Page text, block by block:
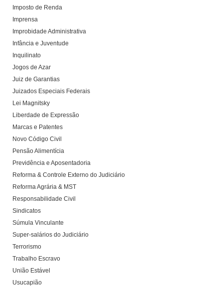
Imposto de Renda
Imprensa
Improbidade Administrativa
Infância e Juventude
Inquilinato
Jogos de Azar
Juiz de Garantias
Juizados Especiais Federais
Lei Magnitsky
Liberdade de Expressão
Marcas e Patentes
Novo Código Civil
Pensão Alimentícia
Previdência e Aposentadoria
Reforma & Controle Externo do Judiciário
Reforma Agrária & MST
Responsabilidade Civil
Sindicatos
Súmula Vinculante
Super-salários do Judiciário
Terrorismo
Trabalho Escravo
União Estável
Usucapião